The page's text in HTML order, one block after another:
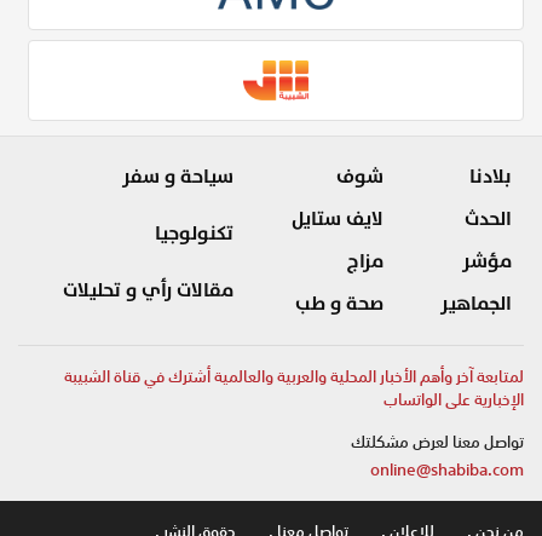
بلادنا
الحدث
مؤشر
الجماهير
شوف
لايف ستايل
مزاج
صحة و طب
سياحة و سفر
تكنولوجيا
مقالات رأي و تحليلات
لمتابعة آخر وأهم الأخبار المحلية والعربية والعالمية أشترك في قناة الشبيبة
الإخبارية على الواتساب
تواصل معنا لعرض مشكلتك
online@shabiba.com